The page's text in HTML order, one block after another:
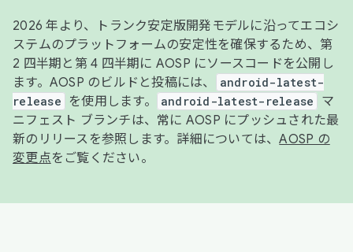
2026 年より、トランク安定版開発モデルに沿ってエコシ
ステムのプラットフォームの安定性を確保するため、第
2 四半期と第 4 四半期に AOSP にソースコードを公開し
ます。AOSP のビルドと投稿には、
android-latest-
release
を使用します。 android-latest-release
マ
ニフェスト ブランチは、常に AOSP にプッシュされた最
新のリリースを参照します。詳細については、AOSP の
変更点をご覧ください。